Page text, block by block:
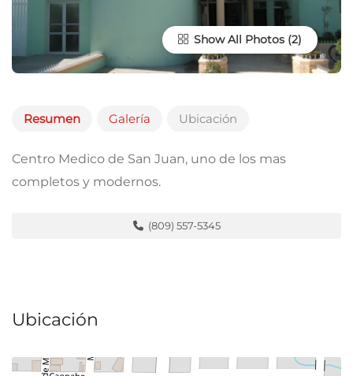
Show All Photos
Resumen Galería Ubicación
Centro Medico de San Juan, uno de los mas
completos y modernos.
(809) 557-5345
Ubicación